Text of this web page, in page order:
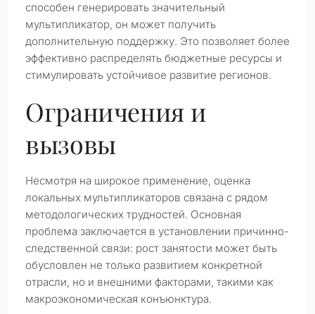
способен генерировать значительный
мультипликатор, он может получить
дополнительную поддержку. Это позволяет более
эффективно распределять бюджетные ресурсы и
стимулировать устойчивое развитие регионов.
Ограничения и
вызовы
Несмотря на широкое применение, оценка
локальных мультипликаторов связана с рядом
методологических трудностей. Основная
проблема заключается в установлении причинно-
следственной связи: рост занятости может быть
обусловлен не только развитием конкретной
отрасли, но и внешними факторами, такими как
макроэкономическая конъюнктура.